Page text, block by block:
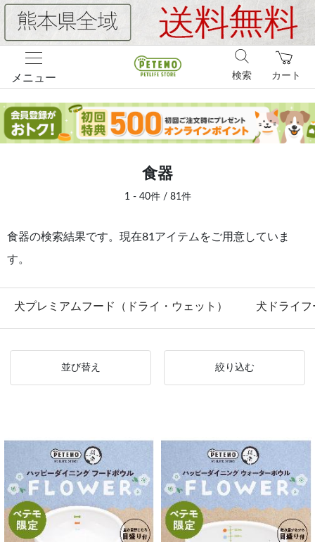
メニュー カート
検索
食器
1 - 40件 / 81件
食器の検索結果です。現在81アイテムをご用意していま
す。
犬プレミアムフード（ドライ・ウェット） 犬ドライフ
並び替え 絞り込む